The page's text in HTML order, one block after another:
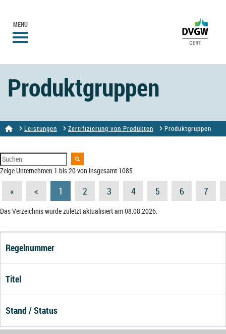
MENÜ
Produktgruppen
Leistungen Zertifizierung von Produkten Produktgruppen
Zeige Unternehmen 1 bis 20 von insgesamt 1085.
« < 1 2 3 4 5 6 7
Das Verzeichnis wurde zuletzt aktualisiert am 08.08.2026.
Regelnummer
Titel
Stand / Status